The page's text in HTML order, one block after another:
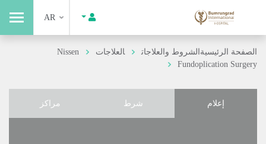
AR
الصفحة الرئيسيةالشروط والعلاجات العلاجات
Nissen
Fundoplication Surgery
إعلام شرط مراكز